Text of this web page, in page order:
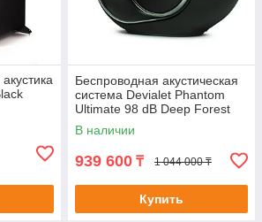
Беспроводная акустическая
система Devialet Phantom
Ultimate 98 dB Deep Forest
(Франция)
В наличии
939 600 ₸ 1 044 000 ₸
Купить